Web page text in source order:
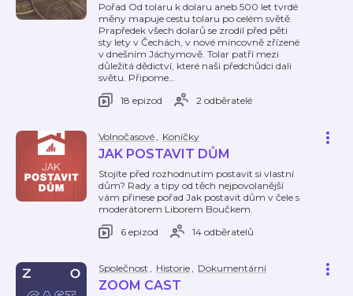
Pořad Od tolaru k dolaru aneb 500 let tvrdé
měny mapuje cestu tolaru po celém světě.
Prapředek všech dolarů se zrodil před pěti
sty lety v Čechách, v nové mincovně zřízené
v dnešním Jáchymově. Tolar patří mezi
důležitá dědictví, které naši předchůdci dali
světu. Připome…
18 epizod
2 odběratelé
Volnočasové, Koníčky
JAK POSTAVIT DŮM
Stojíte před rozhodnutím postavit si vlastní
dům? Rady a tipy od těch nejpovolanější
vám přinese pořad Jak postavit dům v čele s
moderátorem Liborem Boučkem.
6 epizod
14 odběratelů
Společnost , Historie, Dokumentární
ZOOM CAST